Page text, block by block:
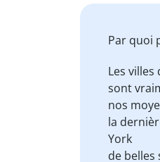
Par quoi
Les villes
sont
nos
la
York
de belles